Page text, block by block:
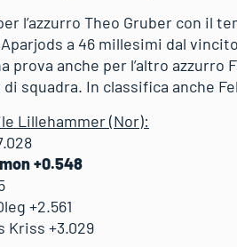
l’azzurro Theo Gruber con il
a 46 millesimi dal
anche per l’altro azzurro
squadra. In classifica anche
Lillehammer (Nor):
+0.548
+2.561
Kriss +3.029